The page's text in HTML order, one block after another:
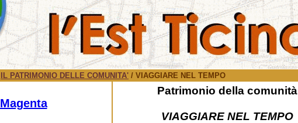
IL PATRIMONIO DELLE COMUNITA' / VIAGGIARE NEL TEMPO
Magenta
Patrimonio della comunità
VIAGGIARE NEL TEMPO